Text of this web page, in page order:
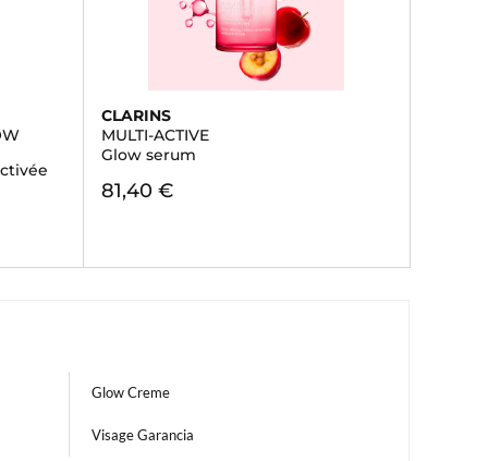
CLARINS
MULTI-ACTIVE
Glow serum
81,40 €
Glow Creme
Visage Garancia